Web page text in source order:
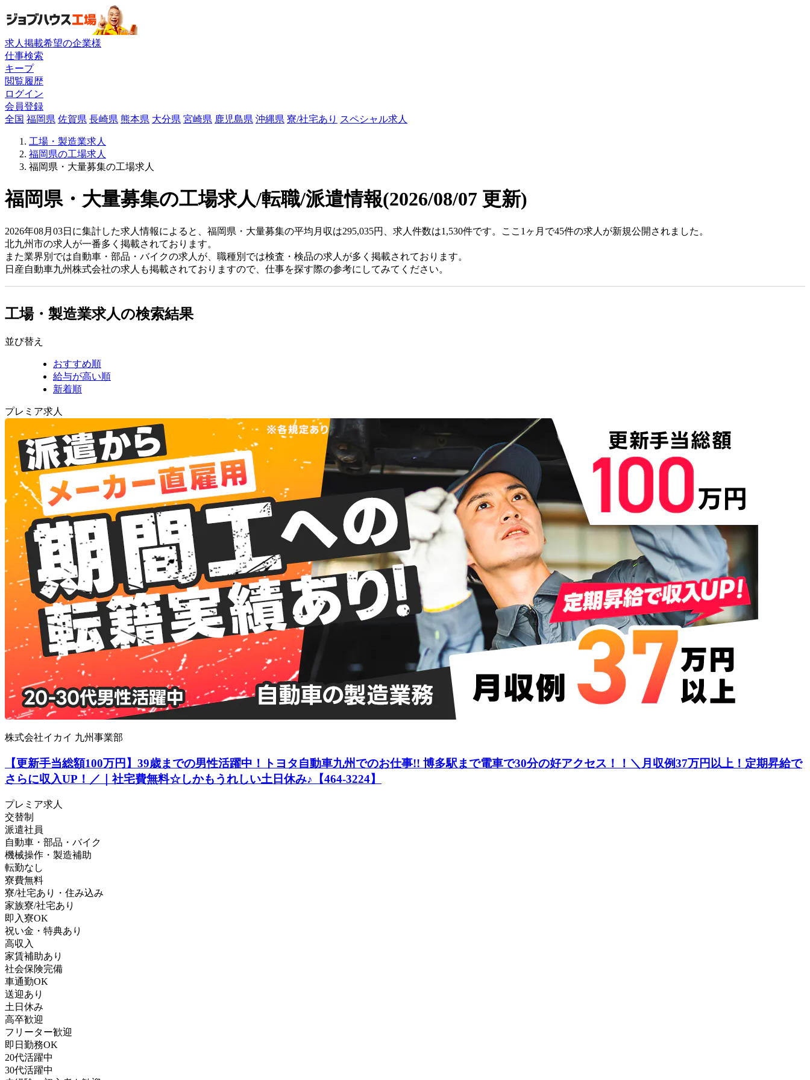
求人掲載希望の企業様
仕事検索
キープ
閲覧履歴
ログイン
会員登録
全国 福岡県 佐賀県 長崎県 熊本県 大分県 宮崎県 鹿児島県 沖縄県 寮/社宅あり スペシャル求人
工場・製造業求人
福岡県の工場求人
福岡県・大量募集の工場求人
福岡県・大量募集の工場求人/転職/派遣情報(2026/08/07 更新)
2026年08月03日に集計した求人情報によると、福岡県・大量募集の平均月収は295,035円、求人件数は1,530件です。ここ1ヶ月で45件の求人が新規公開されました。
北九州市の求人が一番多く掲載されております。
また業界別では自動車・部品・バイクの求人が、職種別では検査・検品の求人が多く掲載されております。
日産自動車九州株式会社の求人も掲載されておりますので、仕事を探す際の参考にしてみてください。
工場・製造業求人の検索結果
並び替え
おすすめ順
給与が高い順
新着順
プレミア求人
株式会社イカイ 九州事業部
【更新手当総額100万円】39歳までの男性活躍中！トヨタ自動車九州でのお仕事!! 博多駅まで電車で30分の好アクセス！！＼月収例37万円以上！定期昇給で
さらに収入UP！／｜社宅費無料☆しかもうれしい土日休み♪【464-3224】
プレミア求人
交替制
派遣社員
自動車・部品・バイク
機械操作・製造補助
転勤なし
寮費無料
寮/社宅あり・住み込み
家族寮/社宅あり
即入寮OK
祝い金・特典あり
高収入
家賃補助あり
社会保険完備
車通勤OK
送迎あり
土日休み
高卒歓迎
フリーター歓迎
即日勤務OK
20代活躍中
30代活躍中